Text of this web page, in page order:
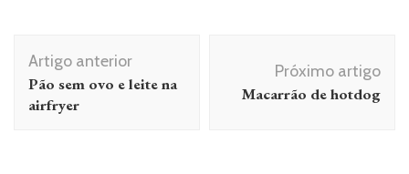
Navegação
de
post
Artigo anterior
Pão sem ovo e leite na
airfryer
Próximo artigo
Macarrão de hotdog